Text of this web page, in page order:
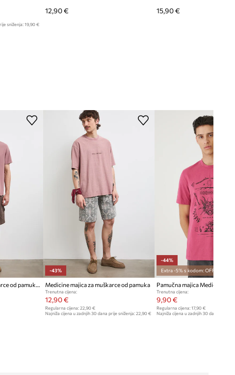
sniženja: 19,90 €
12,90 € 15,90 €
Medicine majica za muškarce od pamuka s elastanom
-43%
Medicine majica za muškarce od pamuka
Trenutna cijena:
12,90 €
Regularna cijena:22,90 €
Najniža cijena u zadnjih 30 dana prije sniženja:22,90 €
-44%
Extra -5% s kodom: OFF*
Pamučna majica Medicine
Trenutna cijena:
9,90 €
Regularna cijena: 17,90 €
Najniža cijena u zadnjih 30 dana prije